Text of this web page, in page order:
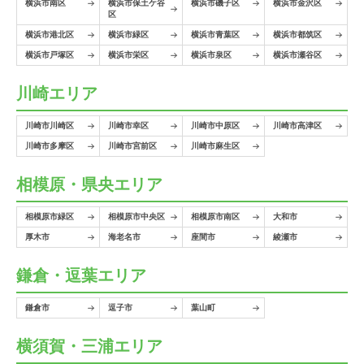
横浜市南区
横浜市保土ケ谷
区
横浜市磯子区 横浜市金沢区
横浜市港北区 横浜市緑区 横浜市青葉区 横浜市都筑区
横浜市戸塚区 横浜市栄区 横浜市泉区 横浜市瀬谷区
川崎エリア
川崎市川崎区 川崎市幸区 川崎市中原区 川崎市高津区
川崎市多摩区 川崎市宮前区 川崎市麻生区
相模原・県央エリア
相模原市緑区 相模原市中央区 相模原市南区 大和市
厚木市 海老名市 座間市 綾瀬市
鎌倉・逗葉エリア
鎌倉市 逗子市 葉山町
横須賀・三浦エリア